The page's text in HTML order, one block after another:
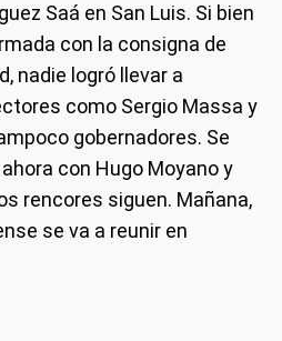
Saá en San Luis. Si bien
con la consigna de
nadie logró llevar a
como Sergio Massa y
gobernadores. Se
con Hugo Moyano y
rencores siguen. Mañana,
se va a reunir en